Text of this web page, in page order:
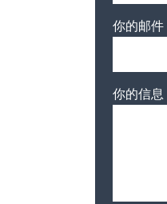
你的邮件
你的信息